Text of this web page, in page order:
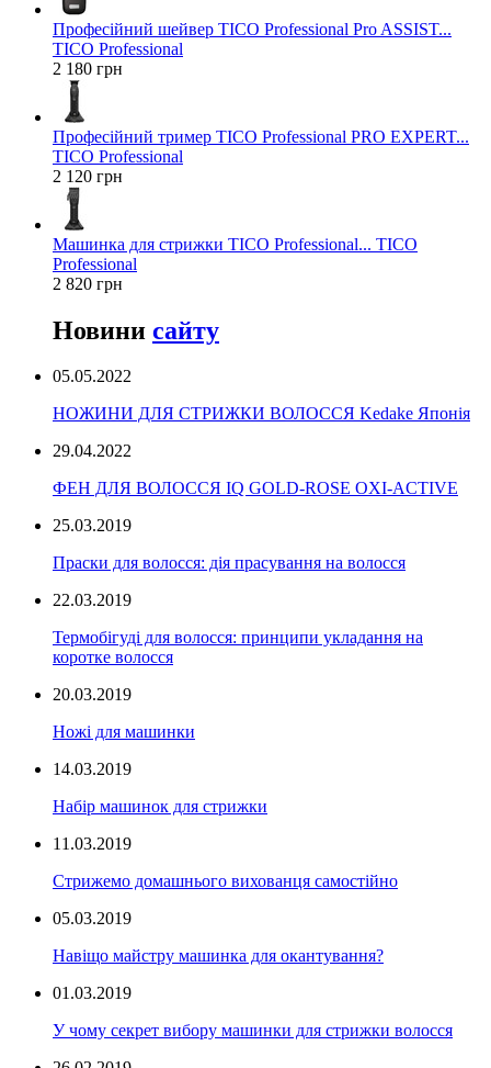
Професійний шейвер TICO Professional Pro ASSIST...
TICO Professional
2 180 грн
Професійний тример TICO Professional PRO EXPERT...
TICO Professional
2 120 грн
Машинка для стрижки TICO Professional... TICO
Professional
2 820 грн
Новини сайту
05.05.2022
НОЖИНИ ДЛЯ СТРИЖКИ ВОЛОССЯ Kedake Японія
29.04.2022
ФЕН ДЛЯ ВОЛОССЯ IQ GOLD-ROSE OXI-ACTIVE
25.03.2019
Праски для волосся: дія прасування на волосся
22.03.2019
Термобігуді для волосся: принципи укладання на
коротке волосся
20.03.2019
Ножі для машинки
14.03.2019
Набір машинок для стрижки
11.03.2019
Стрижемо домашнього вихованця самостійно
05.03.2019
Навіщо майстру машинка для окантування?
01.03.2019
У чому секрет вибору машинки для стрижки волосся